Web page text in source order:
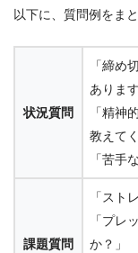
以下に、質問例をま
状況質問
「締め
ありま
「精神
教えて
「苦手
課題質問
「スト
「プレ
か？」